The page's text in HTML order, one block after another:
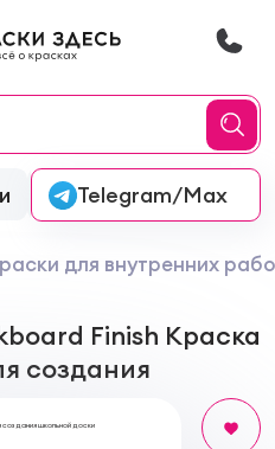
Онлайн-колеровка
Telegram/Max
для внутренних
Finish Краска
создания